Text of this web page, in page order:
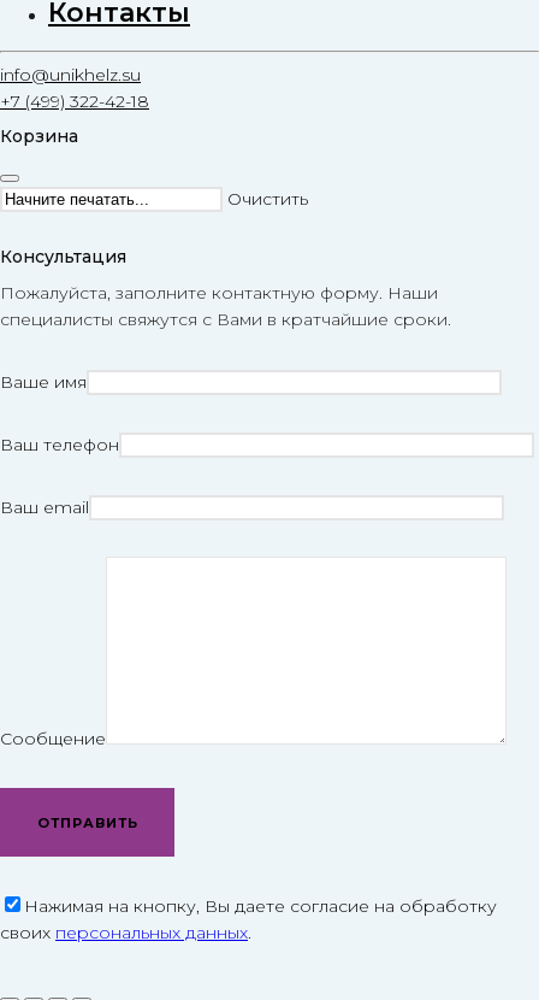
Контакты
info@unikhelz.su
+7 (499) 322-42-18
Корзина
Очистить
Консультация
Пожалуйста, заполните контактную форму. Наши
специалисты свяжутся с Вами в кратчайшие сроки.
Ваше имя
Ваш телефон
Ваш email
Сообщение
Нажимая на кнопку, Вы даете согласие на обработку
своих персональных данных.